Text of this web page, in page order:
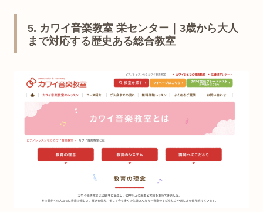
5. カワイ音楽教室 栄センター｜3歳から大人
まで対応する歴史ある総合教室